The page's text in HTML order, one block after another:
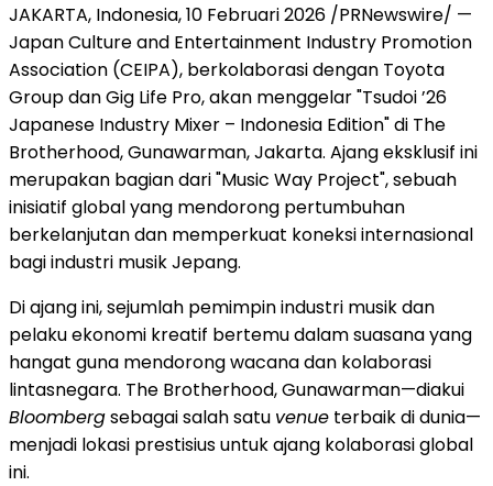
JAKARTA, Indonesia, 10 Februari 2026 /PRNewswire/ —
Japan Culture and Entertainment Industry Promotion
Association (CEIPA), berkolaborasi dengan Toyota
Group dan Gig Life Pro, akan menggelar "Tsudoi ’26
Japanese Industry Mixer – Indonesia Edition" di The
Brotherhood, Gunawarman, Jakarta. Ajang eksklusif ini
merupakan bagian dari "Music Way Project", sebuah
inisiatif global yang mendorong pertumbuhan
berkelanjutan dan memperkuat koneksi internasional
bagi industri musik Jepang.
Di ajang ini, sejumlah pemimpin industri musik dan
pelaku ekonomi kreatif bertemu dalam suasana yang
hangat guna mendorong wacana dan kolaborasi
lintasnegara. The Brotherhood, Gunawarman—diakui
Bloombergsebagai salah satu venue terbaik di dunia—
menjadi lokasi prestisius untuk ajang kolaborasi global
ini.